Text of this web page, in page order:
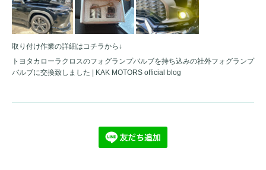
取り付け作業の詳細はコチラから↓
トヨタカローラクロスのフォグランプバルブを持ち込みの社外フォグランプ
バルブに交換致しました | KAK MOTORS official blog